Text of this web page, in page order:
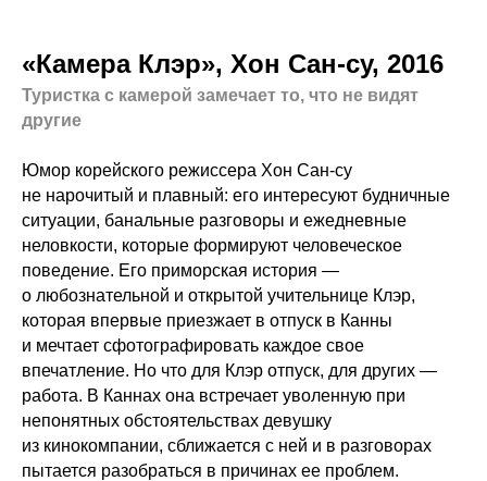
«Камера Клэр», Хон Сан-су, 2016
Туристка с камерой замечает то, что не видят
другие
Юмор корейского режиссера Хон Сан-су
не нарочитый и плавный: его интересуют будничные
ситуации, банальные разговоры и ежедневные
неловкости, которые формируют человеческое
поведение. Его приморская история —
о любознательной и открытой учительнице Клэр,
которая впервые приезжает в отпуск в Канны
и мечтает сфотографировать каждое свое
впечатление. Но что для Клэр отпуск, для других —
работа. В Каннах она встречает уволенную при
непонятных обстоятельствах девушку
из кинокомпании, сближается с ней и в разговорах
пытается разобраться в причинах ее проблем.